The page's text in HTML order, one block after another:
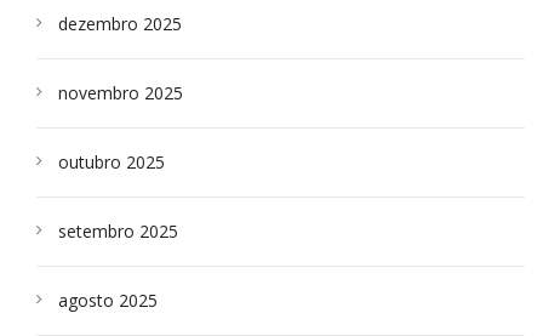
dezembro 2025
novembro 2025
outubro 2025
setembro 2025
agosto 2025